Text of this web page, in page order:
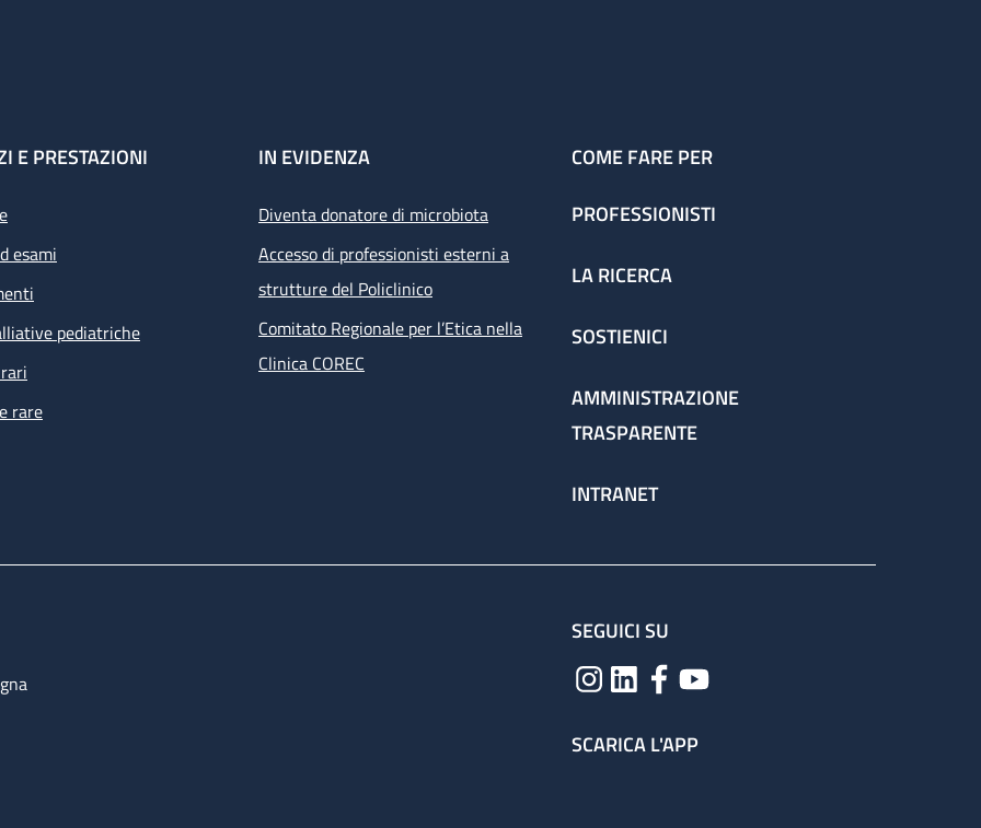
E PRESTAZIONI
esami
pediatriche
rare
IN EVIDENZA
Diventa donatore di microbiota
Accesso di professionisti esterni a
strutture del Policlinico
Comitato Regionale per l’Etica nella
Clinica COREC
COME FARE PER
PROFESSIONISTI
LA RICERCA
SOSTIENICI
AMMINISTRAZIONE
TRASPARENTE
INTRANET
SEGUICI SU
SCARICA L'APP